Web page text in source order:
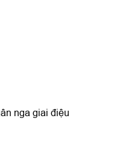
nga giai điệu